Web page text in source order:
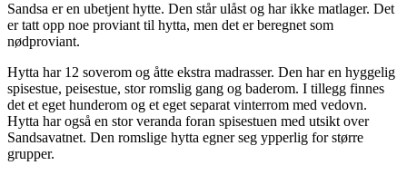
Sandsa er en ubetjent hytte. Den står ulåst og har ikke matlager. Det
er tatt opp noe proviant til hytta, men det er beregnet som
nødproviant.
Hytta har 12 soverom og åtte ekstra madrasser. Den har en hyggelig
spisestue, peisestue, stor romslig gang og baderom. I tillegg finnes
det et eget hunderom og et eget separat vinterrom med vedovn.
Hytta har også en stor veranda foran spisestuen med utsikt over
Sandsavatnet. Den romslige hytta egner seg ypperlig for større
grupper.